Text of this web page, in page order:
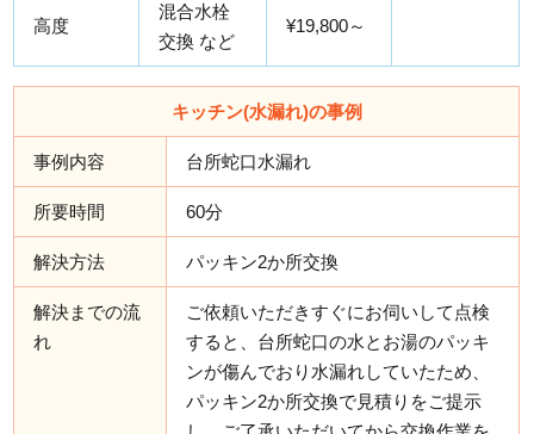
高度
混合水栓
交換 など
¥19,800～
キッチン(水漏れ)の事例
事例内容 台所蛇口水漏れ
所要時間 60分
解決方法 パッキン2か所交換
解決までの流
れ
ご依頼いただきすぐにお伺いして点検
すると、台所蛇口の水とお湯のパッキ
ンが傷んでおり水漏れしていたため、
パッキン2か所交換で見積りをご提示